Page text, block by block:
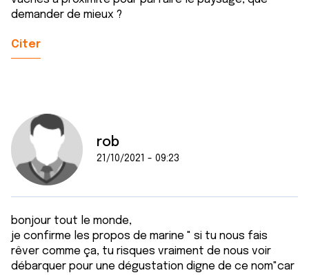
demander de mieux ?
Citer
rob
21/10/2021 - 09:23
bonjour tout le monde,
je confirme les propos de marine " si tu nous fais
rêver comme ça, tu risques vraiment de nous voir
débarquer pour une dégustation digne de ce nom"car